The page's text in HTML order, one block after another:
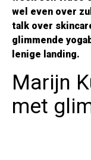
wel even over
talk over
glimmende
lenige landing.
Marijn
met